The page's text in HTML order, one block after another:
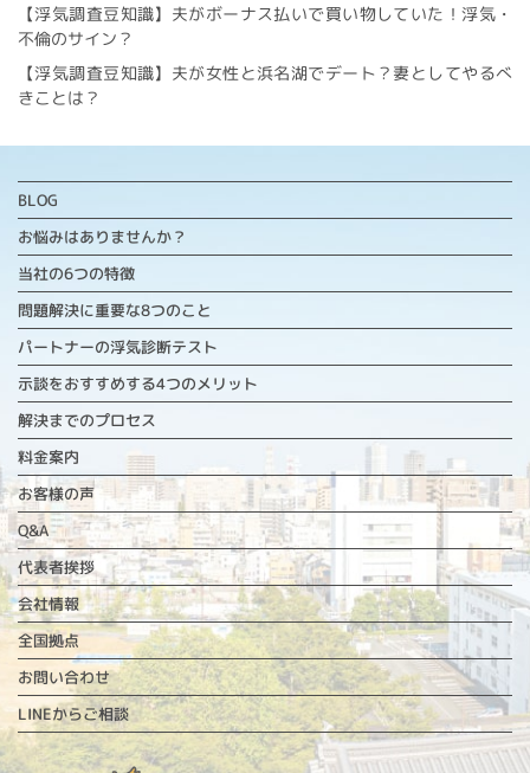
【浮気調査豆知識】夫がボーナス払いで買い物していた！浮気・
不倫のサイン？
【浮気調査豆知識】夫が女性と浜名湖でデート？妻としてやるべ
きことは？
BLOG
お悩みはありませんか？
当社の6つの特徴
問題解決に重要な8つのこと
パートナーの浮気診断テスト
示談をおすすめする4つのメリット
解決までのプロセス
料金案内
お客様の声
Q&A
代表者挨拶
会社情報
全国拠点
お問い合わせ
LINEからご相談